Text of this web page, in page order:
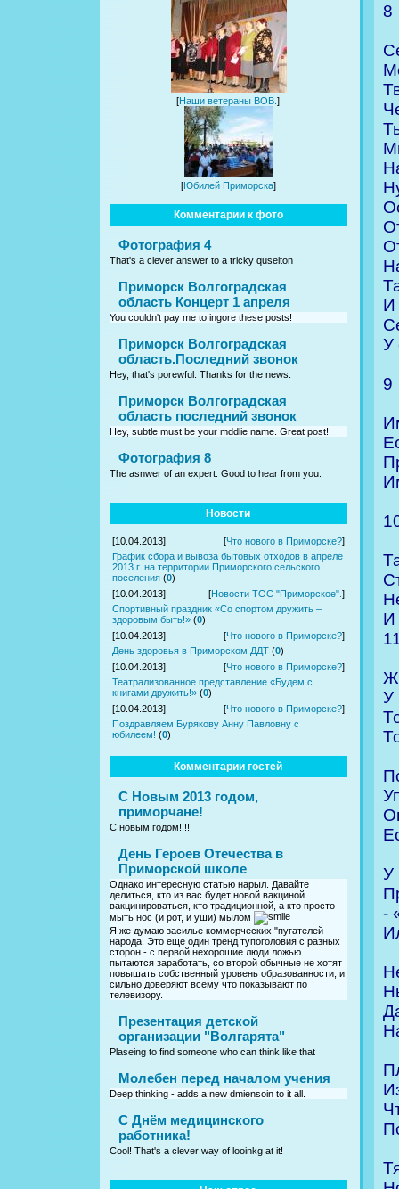
[Наши ветераны ВОВ.]
[Юбилей Приморска]
Комментарии к фото
Фотография 4
That's a clever answer to a tricky quseiton
Приморск Волгоградская
область Концерт 1 апреля
You couldn't pay me to ingore these posts!
Приморск Волгоградская
область.Последний звонок
Hey, that's porewful. Thanks for the news.
Приморск Волгоградская
область последний звонок
Hey, subtle must be your mddlie name. Great post!
Фотография 8
The asnwer of an expert. Good to hear from you.
Новости
[10.04.2013] [Что нового в Приморске?]
График сбора и вывоза бытовых отходов в апреле
2013 г. на территории Приморского сельского
поселения (0)
[10.04.2013]
[Новости ТОС "Приморское". ]
Спортивный праздник «Со спортом дружить –
здоровым быть!» (0)
[10.04.2013]
[Что нового в Приморске?]
День здоровья в Приморском ДДТ (0)
[10.04.2013]
[Что нового в Приморске?]
Театрализованное представление «Будем с
книгами дружить!» (0)
[10.04.2013]
[Что нового в Приморске?]
Поздравляем Бурякову Анну Павловну с
юбилеем! (0)
Комментарии гостей
С Новым 2013 годом,
приморчане!
С новым годом!!!!
День Героев Отечества в
Приморской школе
Однако интересную статью нарыл. Давайте
делиться, кто из вас будет новой вакциной
вакцинироваться, кто традиционной, а кто просто
мыть нос (и рот, и уши) мылом
Я же думаю засилье коммерческих "пугателей
народа. Это еще один тренд тупоголовия с разных
сторон - с первой нехорошие люди ложью
пытаются заработать, со второй обычные не хотят
повышать собственный уровень образованности, и
сильно доверяют всему что показывают по
телевизору.
Презентация детской
организации "Волгарята"
Plaseing to find someone who can think like that
Молебен перед началом учения
Deep thinking - adds a new dmiensoin to it all.
C Днём медицинского
работника!
Cool! That's a clever way of looinkg at it!
8
И
У
9
И
У
У
-